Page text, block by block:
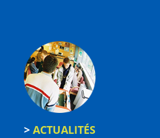
> ACTUALITÉS